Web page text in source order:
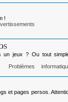
!
un jeux ? Ou tout
Problèmes
et pages persos.